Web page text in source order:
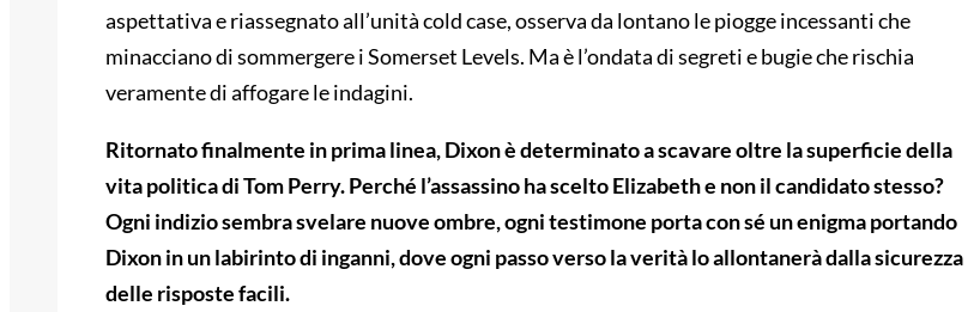
aspettativa e riassegnato all’unità cold case, osserva da lontano le piogge incessanti che
minacciano di sommergere i Somerset Levels. Ma è l’ondata di segreti e bugie che rischia
veramente di affogare le indagini.
Ritornato finalmente in prima linea, Dixon è determinato a scavare oltre la superficie della
vita politica di Tom Perry. Perché l’assassino ha scelto Elizabeth e non il candidato stesso?
Ogni indizio sembra svelare nuove ombre, ogni testimone porta con sé un enigma portando
Dixon in un labirinto di inganni, dove ogni passo verso la verità lo allontanerà dalla sicurezza
delle risposte facili.